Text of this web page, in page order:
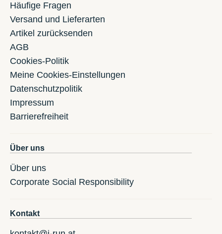
Häufige Fragen
Versand und Lieferarten
Artikel zurücksenden
AGB
Cookies-Politik
Meine Cookies-Einstellungen
Datenschutzpolitik
Impressum
Barrierefreiheit
Über uns
Über uns
Corporate Social Responsibility
Kontakt